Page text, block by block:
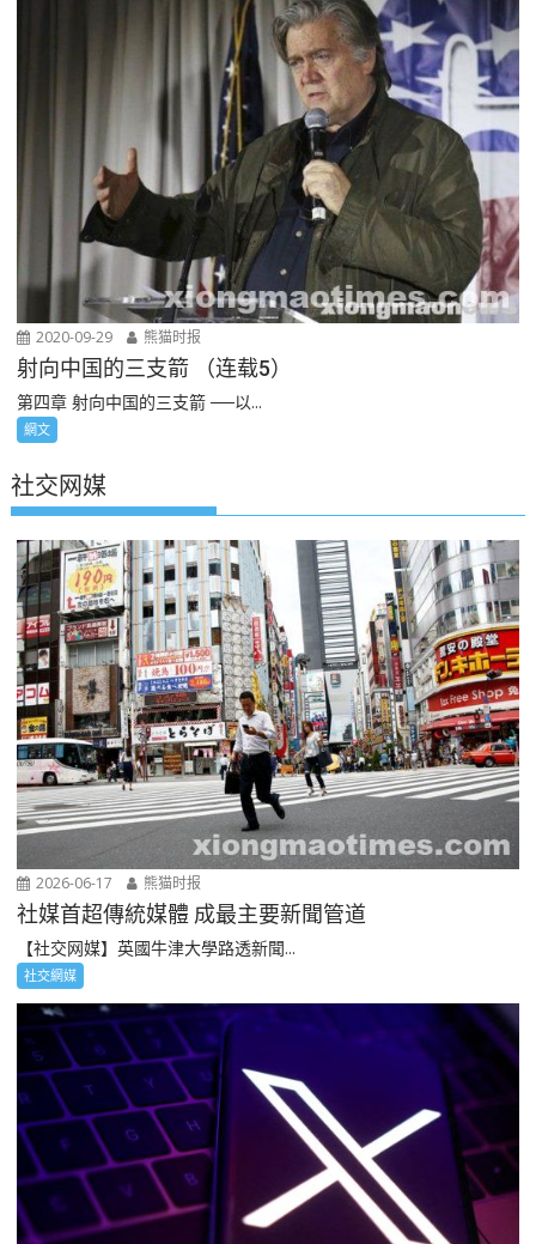
2020-09-29 熊猫时报
射向中国的三支箭 （连载5）
第四章 射向中国的三支箭 ──以...
網文
社交网媒
2026-06-17 熊猫时报
社媒首超傳統媒體 成最主要新聞管道
【社交网媒】英國牛津大學路透新聞...
社交網媒